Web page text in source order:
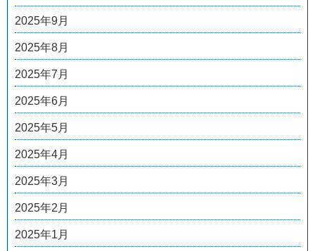
2025年9月
2025年8月
2025年7月
2025年6月
2025年5月
2025年4月
2025年3月
2025年2月
2025年1月